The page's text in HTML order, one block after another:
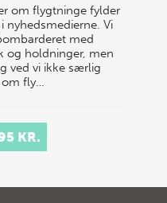
om flygtninge fylder
nyhedsmedierne. Vi
med
og holdninger, men
ved vi ikke særlig
fly…
KR.